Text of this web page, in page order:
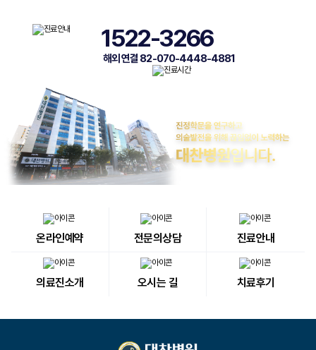
1522-3266
해외 연결 82-070-4448-4881
온라인예약 전문의상담 진료안내
의료진소개 오시는 길 치료후기